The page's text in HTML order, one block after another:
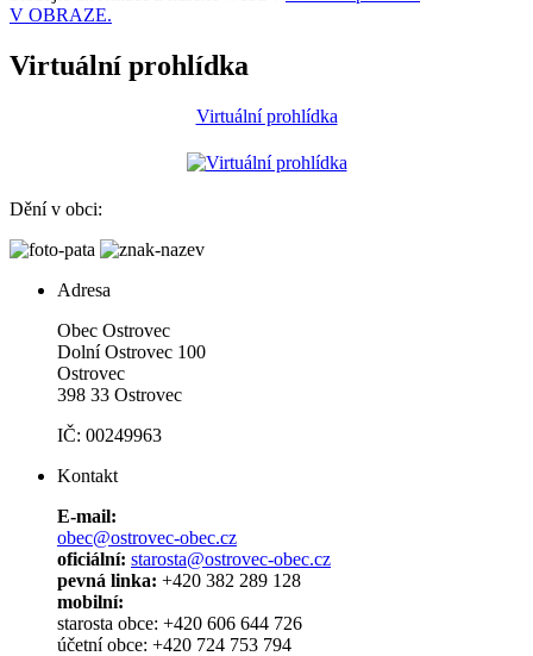
V OBRAZE.
Virtuální prohlídka
Virtuální prohlídka
Dění v obci:
Adresa
Obec Ostrovec
Dolní Ostrovec 100
Ostrovec
398 33 Ostrovec
IČ: 00249963
Kontakt
E-mail:
obec@ostrovec-obec.cz
oficiální: starosta@ostrovec-obec.cz
pevná linka: +420 382 289 128
mobilní:
starosta obce: +420 606 644 726
účetní obce: +420 724 753 794